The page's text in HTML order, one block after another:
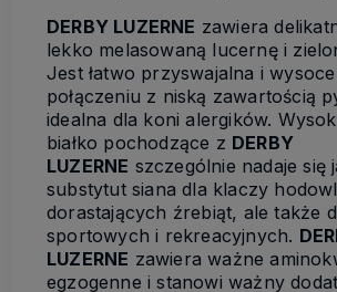
DERBY LUZERNE zawiera
lekko melasowaną lucernę i
Jest łatwo przyswajalna i
połączeniu z niską zawartością
idealna dla koni alergików.
białko pochodzące z DERBY
LUZERNE szczególnie nadaje się
substytut siana dla klaczy
dorastających źrebiąt, ale także
sportowych i rekreacyjnych.
LUZERNE zawiera ważne
egzogenne i stanowi ważny